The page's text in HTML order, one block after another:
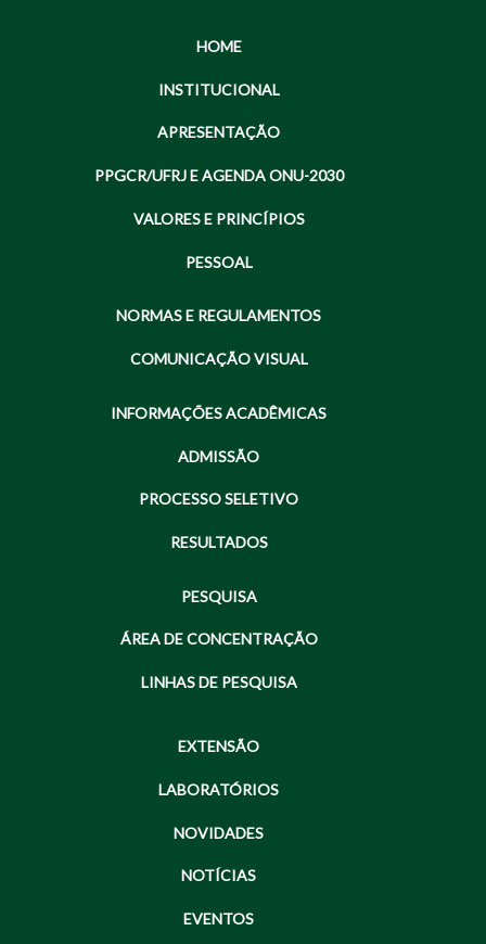
HOME
INSTITUCIONAL
APRESENTAÇÃO
PPGCR/UFRJ E AGENDA ONU-2030
VALORES E PRINCÍPIOS
PESSOAL
NORMAS E REGULAMENTOS
COMUNICAÇÃO VISUAL
INFORMAÇÕES ACADÊMICAS
ADMISSÃO
PROCESSO SELETIVO
RESULTADOS
PESQUISA
ÁREA DE CONCENTRAÇÃO
LINHAS DE PESQUISA
EXTENSÃO
LABORATÓRIOS
NOVIDADES
NOTÍCIAS
EVENTOS